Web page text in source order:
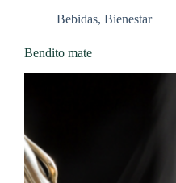
Bebidas, Bienestar
Bendito mate